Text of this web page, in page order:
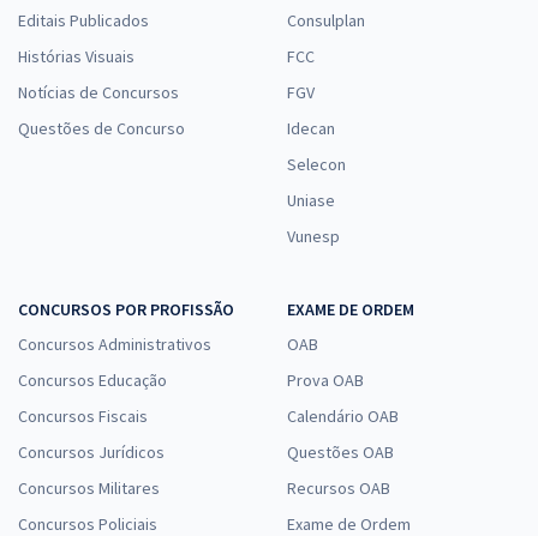
Editais Publicados
Histórias Visuais
Notícias de Concursos
Questões de Concurso
Consulplan
FCC
FGV
Idecan
Selecon
Uniase
Vunesp
CONCURSOS POR PROFISSÃO
Concursos Administrativos
Concursos Educação
Concursos Fiscais
Concursos Jurídicos
Concursos Militares
Concursos Policiais
EXAME DE ORDEM
OAB
Prova OAB
Calendário OAB
Questões OAB
Recursos OAB
Exame de Ordem